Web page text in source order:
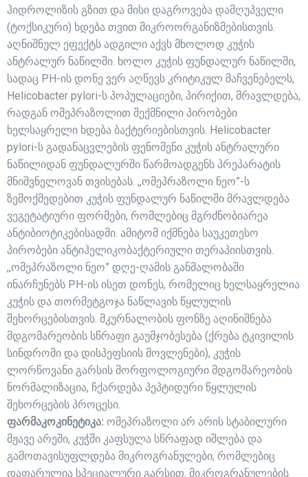
ჰიდროლიზის გზით და მისი დაგროვება დამღუპველი
(ტოქსიკური) ხდება თვით მიკროორგანიზმებისთვის.
აღნიშნულ ეფექტს ადგილი აქვს მხოლოდ კუჭის
ანტრალურ ნაწილში. ხოლო კუჭის ფუნდალურ ნაწილში,
სადაც PH-ის დონე ვერ აღწევს კრიტიკულ მაჩვენებელს,
Helicobacter pylori-ს პოპულაციები, პირიქით, მრავლდება,
რადგან ომეპრაზოლით შექმნილი პირობები
ხელსაყრელი ხდება ბაქტერიებისთვის. Helicobacter
pylori-ს გადანაცვლების ფენომენი კუჭის ანტრალური
ნაწილიდან ფუნდალურში წარმოადგენს პრეპარატის
მნიშვნელოვან თვისებას. ,,ომეპრაზოლი ნეო”-ს
ზემოქმედებით კუჭის ფუნდალურ ნაწილში მრავლდება
ვეგეტატიური ფორმები, რომლებიც მგრძნობიარეა
ანტიბიოტიკებისადმი. ამიტომ იქმნება საუკეთესო
პირობები ანტიჰელიკობაქტერიული თერაპიისთვის.
,,ომეპრაზოლი ნეო” დღე-ღამის განმალობაში
ინარჩუნებს PH-ის ისეთ დონეს, რომელიც ხელსაყრელია
კუჭის და თორმეტგოჯა ნაწლავის წყლულის
შეხორცებისთვის. მკურნალობის ფონზე აღინიშნება
მდგომარეობის სწრაფი გაუმჯობესება (ქრება ტკივილის
სინდრომი და დისპეფსიის მოვლენები), კუჭის
ლორწოვანი გარსის მორფოლოგიური მდგომარეობის
ნორმალიზაცია, ჩქარდება პეპტიდური წყლულის
შეხორცების პროცესი.
ფარმაკოკინეტიკა: ომეპრაზოლი არ არის სტაბილური
მჟავე არეში, კუჭში კაფსულა სწრაფად იშლება და
გამოთავისუფლდება მიკროგრანულები, რომლებიც
დაფარულია სპეციალური გარსით. მიკროგრანულების